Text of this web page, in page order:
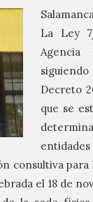
La Ley
Decreto
que se
consultiva
el 18 de